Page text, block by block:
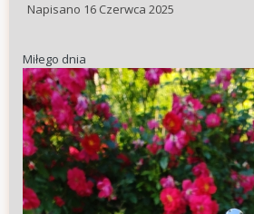
Napisano 16 Czerwca 2025
Miłego dnia